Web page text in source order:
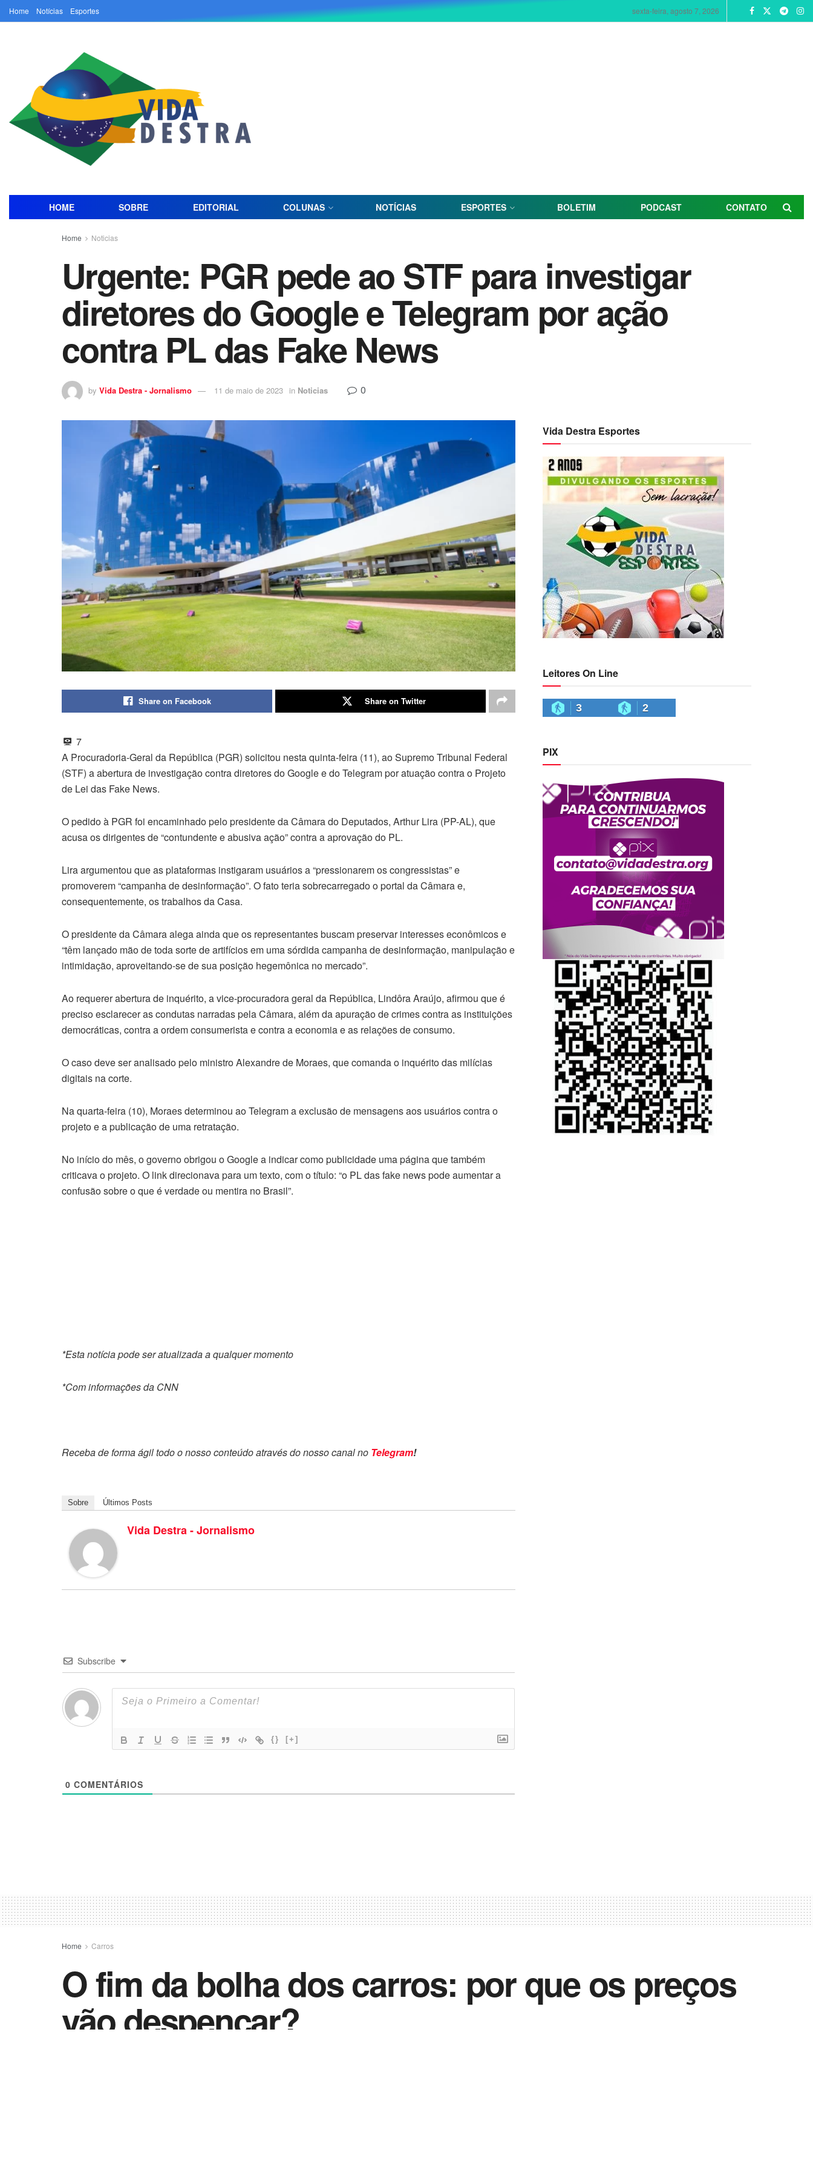
Home Notícias Esportes sexta-feira, agosto 7, 2026
HOME SOBRE EDITORIAL COLUNAS NOTÍCIAS ESPORTES BOLETIM PODCAST CONTATO
Home Noticias
Urgente: PGR pede ao STF para investigar
diretores do Google e Telegram por ação
contra PL das Fake News
by Vida Destra - Jornalismo 11 de maio de 2023 in Noticias 0
Share on Facebook Share on Twitter
7
A Procuradoria-Geral da República (PGR) solicitou nesta quinta-feira (11), ao Supremo Tribunal Federal
(STF) a abertura de investigação contra diretores do Google e do Telegram por atuação contra o Projeto
de Lei das Fake News.
O pedido à PGR foi encaminhado pelo presidente da Câmara do Deputados, Arthur Lira (PP-AL), que
acusa os dirigentes de “contundente e abusiva ação” contra a aprovação do PL.
Lira argumentou que as plataformas instigaram usuários a “pressionarem os congressistas” e
promoverem “campanha de desinformação”. O fato teria sobrecarregado o portal da Câmara e,
consequentemente, os trabalhos da Casa.
O presidente da Câmara alega ainda que os representantes buscam preservar interesses econômicos e
“têm lançado mão de toda sorte de artifícios em uma sórdida campanha de desinformação, manipulação e
intimidação, aproveitando-se de sua posição hegemônica no mercado”.
Ao requerer abertura de inquérito, a vice-procuradora geral da República, Lindôra Araújo, afirmou que é
preciso esclarecer as condutas narradas pela Câmara, além da apuração de crimes contra as instituições
democráticas, contra a ordem consumerista e contra a economia e as relações de consumo.
O caso deve ser analisado pelo ministro Alexandre de Moraes, que comanda o inquérito das milícias
digitais na corte.
Na quarta-feira (10), Moraes determinou ao Telegram a exclusão de mensagens aos usuários contra o
projeto e a publicação de uma retratação.
No início do mês, o governo obrigou o Google a indicar como publicidade uma página que também
criticava o projeto. O link direcionava para um texto, com o título: “o PL das fake news pode aumentar a
confusão sobre o que é verdade ou mentira no Brasil”.
*Esta notícia pode ser atualizada a qualquer momento
*Com informações da CNN
Receba de forma ágil todo o nosso conteúdo através do nosso canal no Telegram!
Sobre Últimos Posts
Vida Destra - Jornalismo
Subscribe
{} [+]
0 COMENTÁRIOS
Vida Destra Esportes
Leitores On Line
3 2
PIX
Home Carros
O fim da bolha dos carros: por que os preços
vão despencar?